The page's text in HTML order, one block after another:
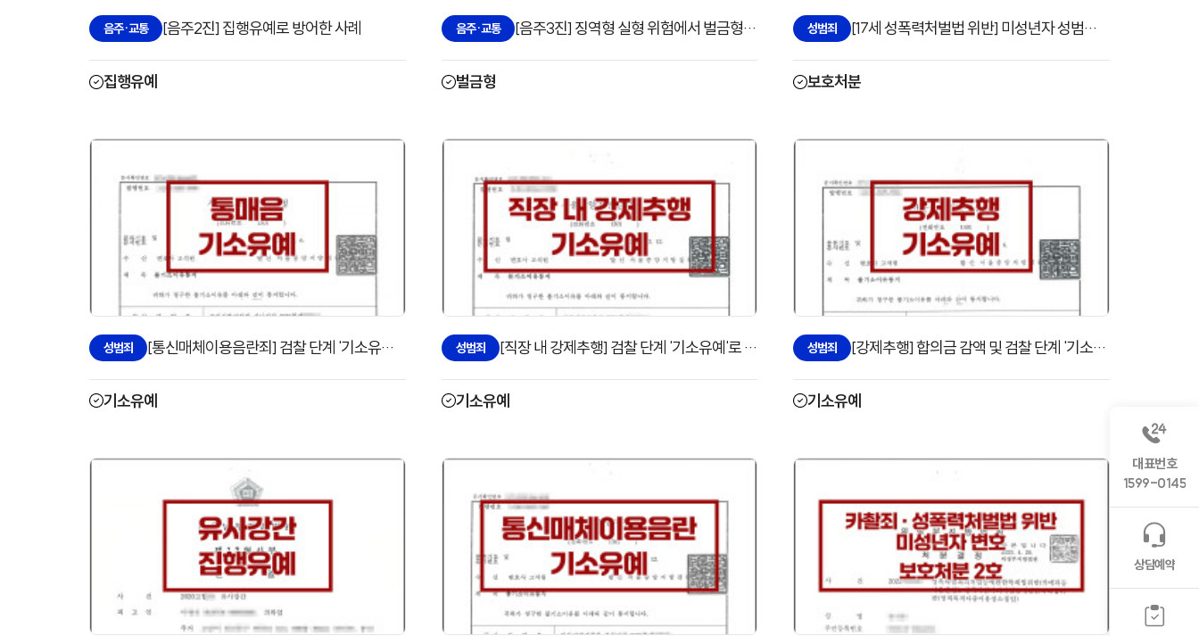
대표번호
1599-0145
상담예약
음주·교통 [음주2진] 집행유예로 방어한 사례
집행유예
음주·교통 [음주3진] 징역형 실형 위험에서 벌금형으로 방어한 사례
벌금형
성범죄 [17세 성폭력처벌법 위반] 미성년자 성범죄 보호처분 1호로 방어한 사례
보호처분
성범죄 [통신매체이용음란죄] 검찰 단계 '기소유예'로 방어한 사례
기소유예
성범죄 [직장 내 강제추행] 검찰 단계 '기소유예'로 방어한 사례
기소유예
성범죄 [강제추행] 합의금 감액 및 검찰 단계 '기소유예'로 방어한 사례
기소유예